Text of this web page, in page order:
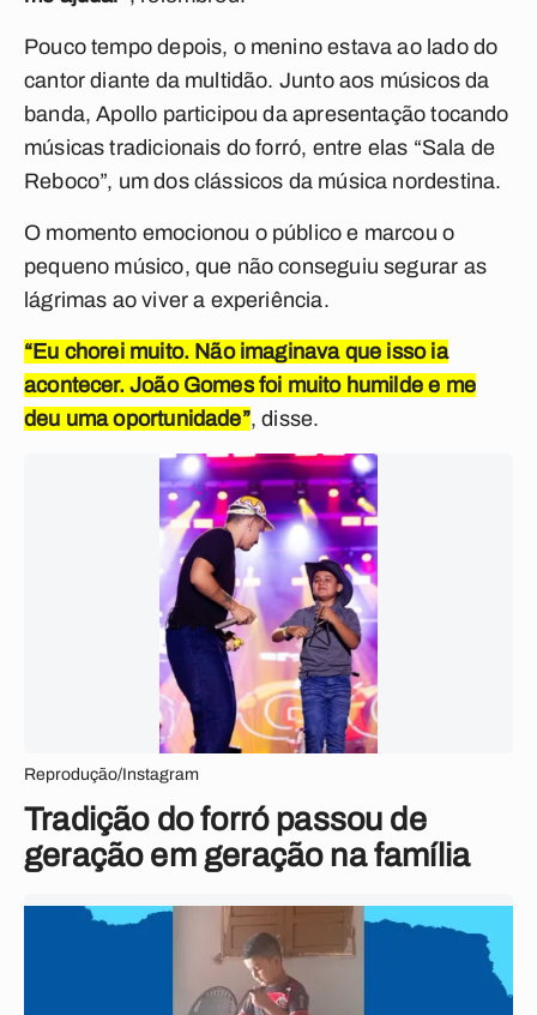
Pouco tempo depois, o menino estava ao lado do
cantor diante da multidão. Junto aos músicos da
banda, Apollo participou da apresentação tocando
músicas tradicionais do forró, entre elas “Sala de
Reboco”, um dos clássicos da música nordestina.
O momento emocionou o público e marcou o
pequeno músico, que não conseguiu segurar as
lágrimas ao viver a experiência.
“Eu chorei muito. Não imaginava que isso ia
acontecer. João Gomes foi muito humilde e me
deu uma oportunidade”, disse.
Reprodução/Instagram
Tradição do forró passou de
geração em geração na família